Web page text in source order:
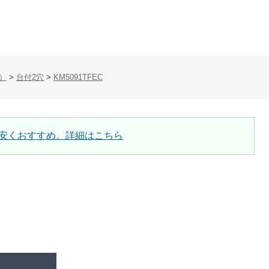
> 台付2穴 > KM5091TFEC
くおすすめ。詳細はこちら